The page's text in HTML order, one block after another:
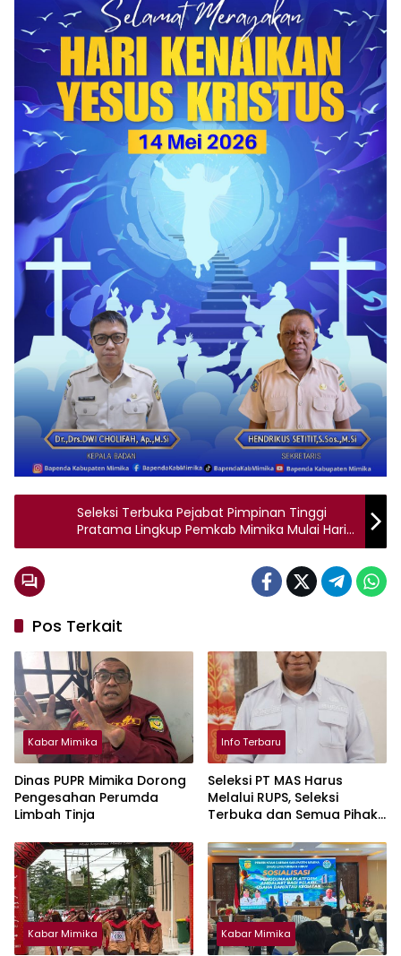
Seleksi Terbuka Pejabat Pimpinan Tinggi
Pratama Lingkup Pemkab Mimika Mulai Hari
Ini
Pos Terkait
Kabar Mimika
Dinas PUPR Mimika Dorong
Pengesahan Perumda
Limbah Tinja
Info Terbaru
Seleksi PT MAS Harus
Melalui RUPS, Seleksi
Terbuka dan Semua Pihak
Kabar Mimika Kabar Mimika